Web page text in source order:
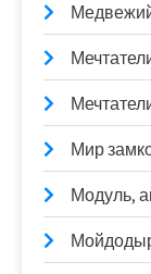
Мир
Модуль,